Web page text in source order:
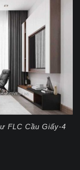
FLC Cầu Giấy-4